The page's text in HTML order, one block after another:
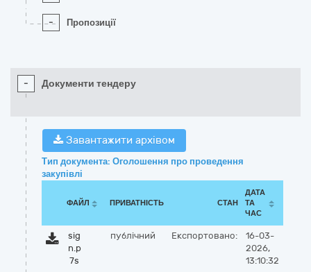
- Пропозиції
- Документи тендеру
Завантажити архівом
Тип документа: Оголошення про проведення
закупівлі
ФАЙЛ ПРИВАТНІСТЬ СТАН
ДАТА
ТА
ЧАС
sig
n.p
7s
публічний Експортовано:
16-03-
2026,
13:10:32